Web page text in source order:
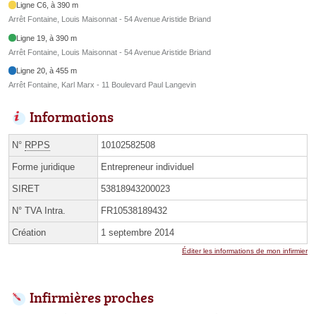
Ligne C6, à 390 m
Arrêt Fontaine, Louis Maisonnat - 54 Avenue Aristide Briand
Ligne 19, à 390 m
Arrêt Fontaine, Louis Maisonnat - 54 Avenue Aristide Briand
Ligne 20, à 455 m
Arrêt Fontaine, Karl Marx - 11 Boulevard Paul Langevin
Informations
N° RPPS 10102582508
Forme juridique Entrepreneur individuel
SIRET 53818943200023
N° TVA Intra. FR10538189432
Création 1 septembre 2014
Éditer les informations de mon infirmier
Infirmières proches